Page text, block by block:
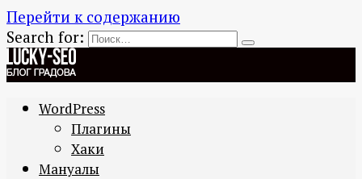
Перейти к содержанию
Search for:
WordPress
Плагины
Хаки
Мануалы